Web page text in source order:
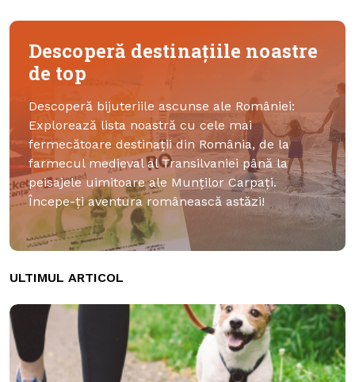
Descoperă destinațiile noastre
de top
Descoperă bijuteriile ascunse ale României:
Explorează lista noastră cu cele mai
fermecătoare destinații din România, de la
farmecul medieval al Transilvaniei până la
peisajele uimitoare ale Munților Carpați.
Începe-ți aventura românească astăzi!
ULTIMUL ARTICOL